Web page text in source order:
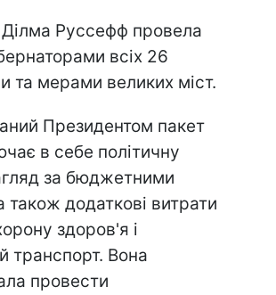
Ділма Руссефф провела
всіх 26
та мерами великих міст.
Президентом пакет
в себе політичну
за бюджетними
також додаткові витрати
здоров'я і
транспорт. Вона
провести